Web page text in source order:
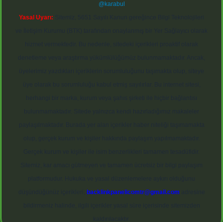
@karabul
Yasal Uyarı:
backlinkpanelicomtr@gmail.com